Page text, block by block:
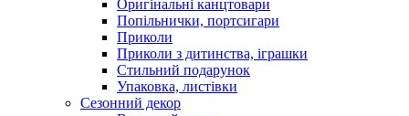
Оригінальні канцтовари
Попільнички, портсигари
Приколи
Приколи з дитинства, іграшки
Стильний подарунок
Упаковка, листівки
Сезонний декор